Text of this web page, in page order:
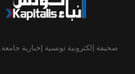
صحيفة إلكترونية تونسية إخبارية جامعة.